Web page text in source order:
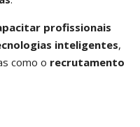
profissionais
inteligentes,
como o recrutamento